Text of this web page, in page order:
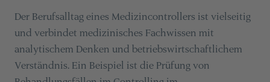
Der Berufsalltag eines Medizincontrollers ist vielseitig
und verbindet medizinisches Fachwissen mit
analytischem Denken und betriebswirtschaftlichem
Verständnis. Ein Beispiel ist die Prüfung von